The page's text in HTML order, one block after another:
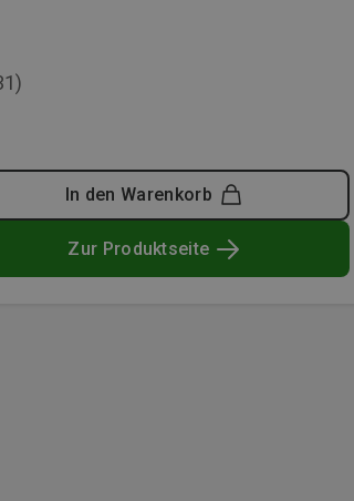
In den Warenkorb
Zur Produktseite